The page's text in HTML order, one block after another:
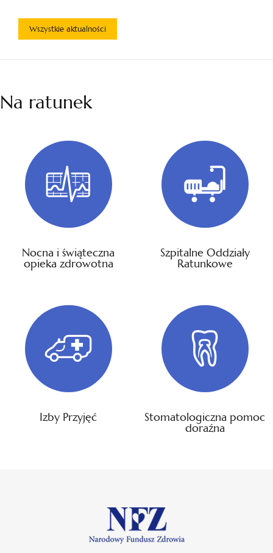
Wszystkie aktualności
Na ratunek
Nocna i świąteczna
opieka zdrowotna
Szpitalne Oddziały
Ratunkowe
Izby Przyjęć Stomatologiczna pomoc
doraźna